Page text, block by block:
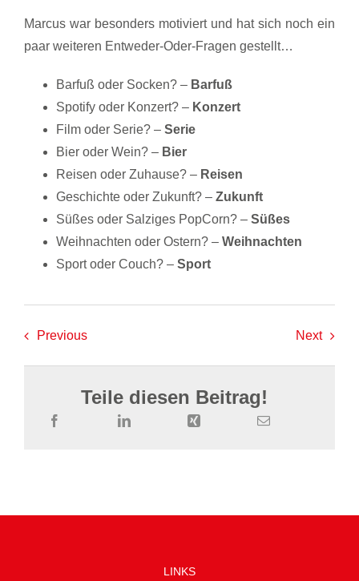
Marcus war besonders motiviert und hat sich noch ein
paar weiteren Entweder-Oder-Fragen gestellt…
Barfuß oder Socken? – Barfuß
Spotify oder Konzert? – Konzert
Film oder Serie? – Serie
Bier oder Wein? – Bier
Reisen oder Zuhause? – Reisen
Geschichte oder Zukunft? – Zukunft
Süßes oder Salziges PopCorn? – Süßes
Weihnachten oder Ostern? – Weihnachten
Sport oder Couch? – Sport
Previous Next
Teile diesen Beitrag!
LINKS